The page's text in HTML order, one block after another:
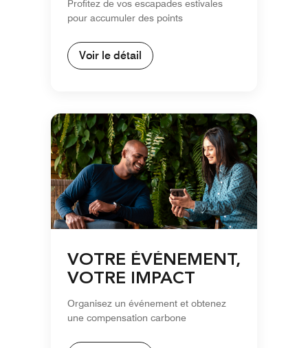
Profitez de vos escapades estivales
pour accumuler des points
Voir le détail
VOTRE ÉVÉNEMENT,
VOTRE IMPACT
Organisez un événement et obtenez
une compensation carbone